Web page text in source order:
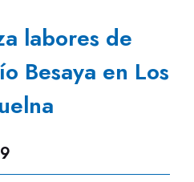
labores de
Besaya en Los